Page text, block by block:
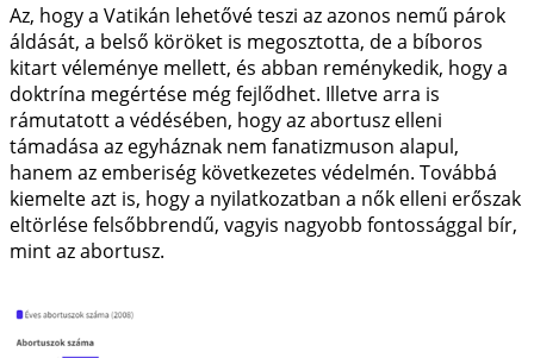
Az, hogy a Vatikán lehetővé teszi az azonos nemű párok
áldását, a belső köröket is megosztotta, de a bíboros
kitart véleménye mellett, és abban reménykedik, hogy a
doktrína megértése még fejlődhet. Illetve arra is
rámutatott a védésében, hogy az abortusz elleni
támadása az egyháznak nem fanatizmuson alapul,
hanem az emberiség következetes védelmén. Továbbá
kiemelte azt is, hogy a nyilatkozatban a nők elleni erőszak
eltörlése felsőbbrendű, vagyis nagyobb fontossággal bír,
mint az abortusz.